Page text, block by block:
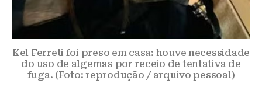
Kel Ferreti foi preso em casa: houve necessidade
do uso de algemas por receio de tentativa de
fuga. (Foto: reprodução / arquivo pessoal)